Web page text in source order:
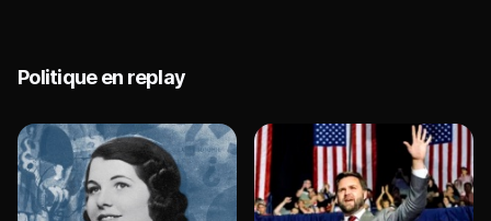
Politique en replay